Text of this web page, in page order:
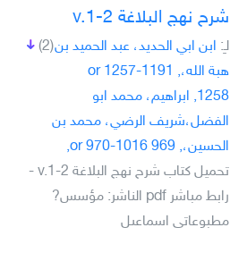
شرح نهج البلاغة v.1-2
(2) لـِ: ابن ابي الحديد، عبد الحميد بن
هبة الله،, 1191-1257 or
1258, ابراهيم، محمد ابو
الفضل،شريف الرضي، محمد بن
الحسين،, 969 or 970-1016,
تحميل كتاب شرح نهج البلاغة v.1-2 -
رابط مباشر pdf الناشر: مؤسس?
مطبوعاتى اسماعىل